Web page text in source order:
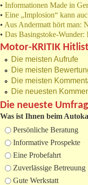
• Informationen Made in
• Eine „Implosion“ kann
• Aus Andermatt hört man:
• Das Basingstoke-
Motor-KRITIK
Die meisten Aufrufe
Die meisten
Die meisten
Die neuesten
Die neueste
Was ist Ihnen beim
Auswahlmöglichkeiten
Persönliche Beratung
Informative Prospekte
Eine Probefahrt
Zuverlässige Betreuung
Gute Werkstatt